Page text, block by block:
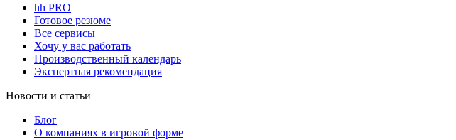
hh PRO
Готовое резюме
Все сервисы
Хочу у вас работать
Производственный календарь
Экспертная рекомендация
Новости и статьи
Блог
О компаниях в игровой форме